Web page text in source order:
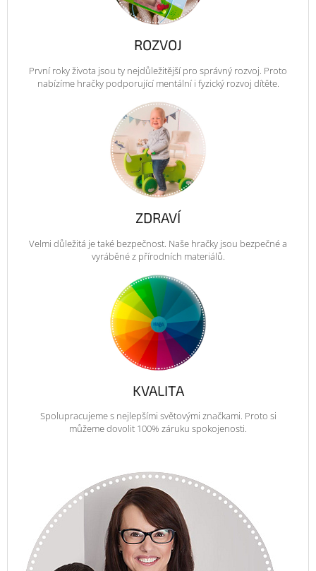
ROZVOJ
První roky života jsou ty nejdůležitější pro správný rozvoj. Proto
nabízíme hračky podporující mentální i fyzický rozvoj dítěte.
ZDRAVÍ
Velmi důležitá je také bezpečnost. Naše hračky jsou bezpečné a
vyráběné z přírodních materiálů.
KVALITA
Spolupracujeme s nejlepšími světovými značkami. Proto si
můžeme dovolit 100% záruku spokojenosti.